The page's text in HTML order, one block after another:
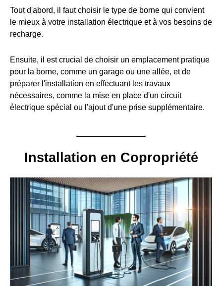
Tout d'abord, il faut choisir le type de borne qui convient
le mieux à votre installation électrique et à vos besoins de
recharge.
Ensuite, il est crucial de choisir un emplacement pratique
pour la borne, comme un garage ou une allée, et de
préparer l'installation en effectuant les travaux
nécessaires, comme la mise en place d'un circuit
électrique spécial ou l'ajout d'une prise supplémentaire.
Installation en Copropriété